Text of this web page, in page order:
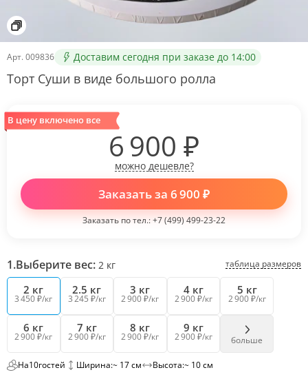
Арт. 009836 Доставим сегодня при заказе до 14:00
Торт Суши в виде большого ролла
1.Выберите вес: 2 кг таблица размеров
2 кг
3 450 ₽/кг
2.5 кг
3 245 ₽/кг
3 кг
2 900 ₽/кг
4 кг
2 900 ₽/кг
5 кг
2 900 ₽/кг
6 кг
2 900 ₽/кг
7 кг
2 900 ₽/кг
8 кг
2 900 ₽/кг
9 кг
2 900 ₽/кг больше
На10гостей Ширина:~ 17 см Высота:~ 10 см
В цену включено все
6 900 ₽
можно дешевле?
Заказать за 6 900 ₽
Заказать по тел.:+7 (499) 499-23-22